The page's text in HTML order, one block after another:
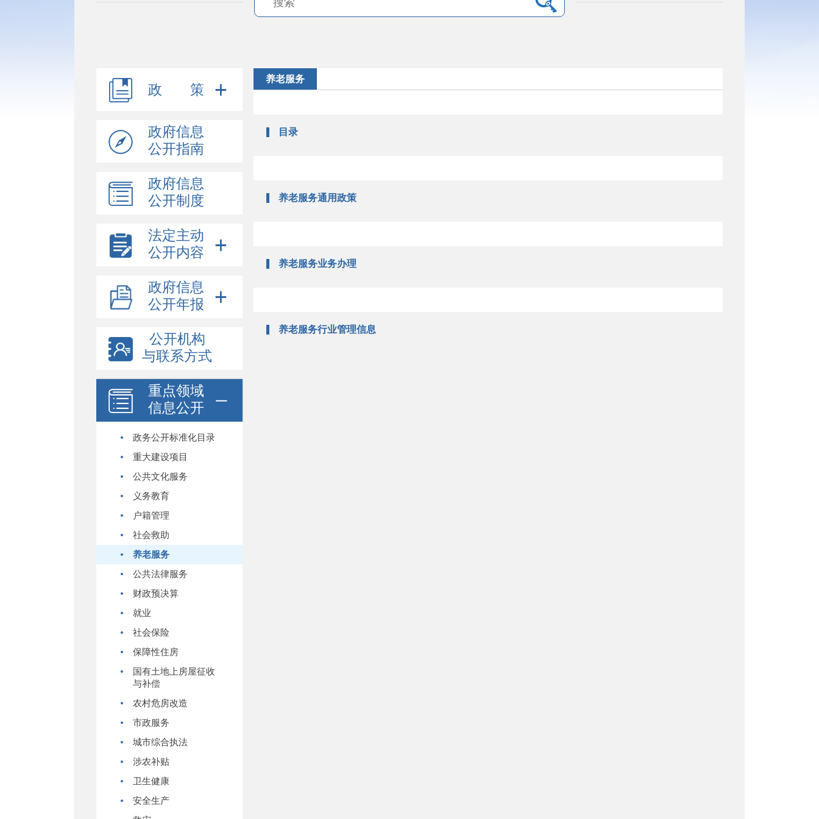
政 策
政府信息
公开指南
政府信息
公开制度
法定主动
公开内容
政府信息
公开年报
公开机构
与联系方式
重点领域
信息公开
政务公开标准化目录
重大建设项目
公共文化服务
义务教育
户籍管理
社会救助
养老服务
公共法律服务
财政预决算
就业
社会保险
保障性住房
国有土地上房屋征收
与补偿
农村危房改造
市政服务
城市综合执法
涉农补贴
卫生健康
安全生产
养老服务
目录
养老服务通用政策
养老服务业务办理
养老服务行业管理信息